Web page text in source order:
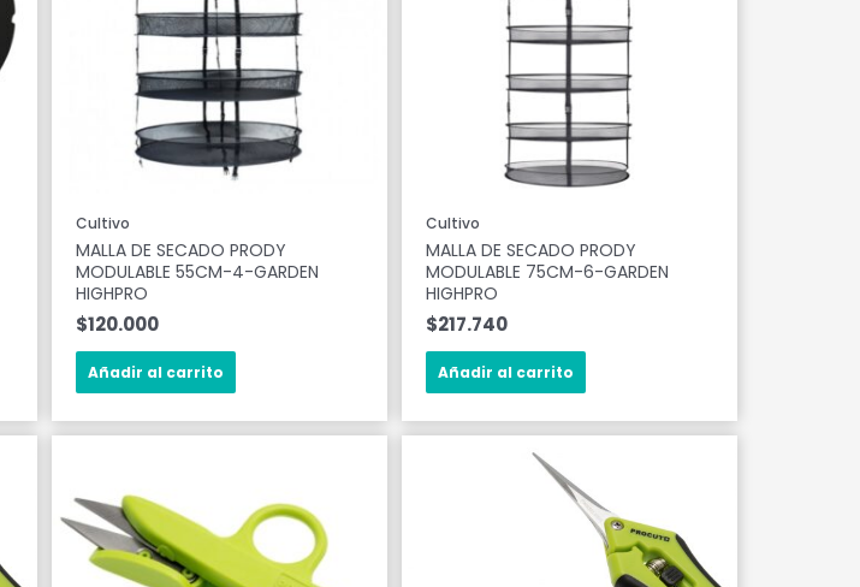
Cultivo
MALLA DE SECADO PRODY
MODULABLE 55CM-4-GARDEN
HIGHPRO
$120.000
Añadir al carrito
Cultivo
MALLA DE SECADO PRODY
MODULABLE 75CM-6-GARDEN
HIGHPRO
$217.740
Añadir al carrito